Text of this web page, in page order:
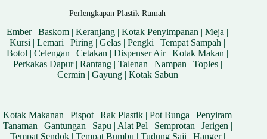
Perlengkapan Plastik Rumah
Ember|Baskom |Keranjang |Kotak Penyimpanan |Meja |
Kursi |Lemari |Piring |Gelas |Pengki |Tempat Sampah |
Botol |Celengan |Cetakan |Dispenser Air|Kotak Makan |
Perkakas Dapur| Rantang| Talenan | Nampan | Toples|
Cermin | Gayung| Kotak Sabun
Kotak Makanan |Pispot |Rak Plastik |Pot Bunga |Penyiram
Tanaman | Gantungan | Sapu | Alat Pel | Semprotan | Jerigen |
Tempat Sendok| Tempat Bumbu | Tudung Saji | Hanger|